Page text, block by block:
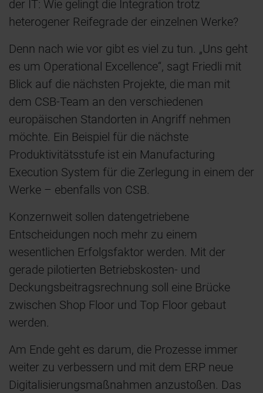
der IT: Wie gelingt die Integration trotz
heterogener Reifegrade der einzelnen Werke?
Denn nach wie vor gibt es viel zu tun. „Uns geht
es um Operational Excellence“, sagt Friedli mit
Blick auf die nächsten Projekte, die man mit
dem CSB-Team an den verschiedenen
europäischen Standorten in Angriff nehmen
möchte. Ein Beispiel für die nächste
Produktivitätsstufe ist ein Manufacturing
Execution System für die Zerlegung in einem der
Werke – ebenfalls von CSB.
Konzernweit sollen datengetriebene
Entscheidungen noch mehr zu einem
wesentlichen Erfolgsfaktor werden. Mit der
gerade pilotierten Betriebskosten- und
Deckungsbeitragsrechnung soll eine Brücke
zwischen Shop Floor und Top Floor gebaut
werden.
Am Ende geht es darum, die Prozesse immer
weiter zu verbessern und mit dem ERP neue
Digitalisierungsmaßnahmen anzustoßen. Das